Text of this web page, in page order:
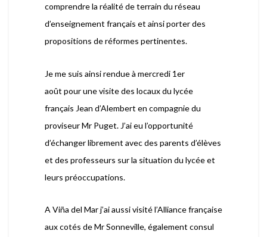
comprendre la réalité de terrain du réseau
d’enseignement français et ainsi porter des
propositions de réformes pertinentes.
Je me suis ainsi rendue à mercredi 1er
août pour une visite des locaux du lycée
français Jean d’Alembert en compagnie du
proviseur Mr Puget. J’ai eu l’opportunité
d’échanger librement avec des parents d’élèves
et des professeurs sur la situation du lycée et
leurs préoccupations.
A Viña del Mar j’ai aussi visité l’Alliance française
aux cotés de Mr Sonneville, également consul